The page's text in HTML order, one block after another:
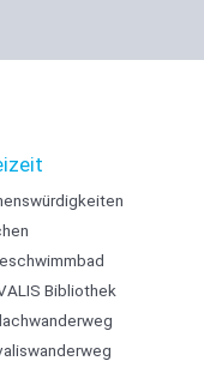
Bibliothek